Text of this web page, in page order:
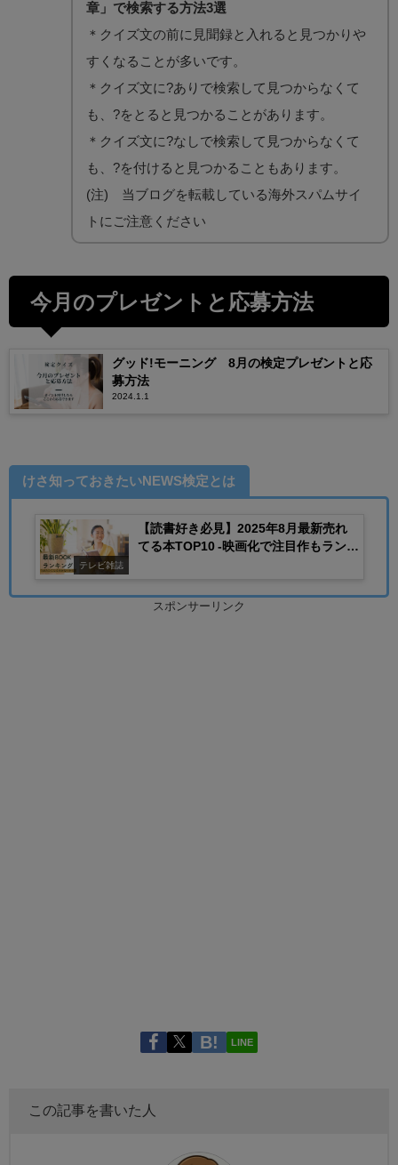
章」で検索する方法3選
＊クイズ文の前に見聞録と入れると見つかりや
すくなることが多いです。
＊クイズ文に?ありで検索して見つからなくて
も、?をとると見つかることがあります。
＊クイズ文に?なしで検索して見つからなくて
も、?を付けると見つかることもあります。
(注) 当ブログを転載している海外スパムサイ
トにご注意ください
今月のプレゼントと応募方法
グッド!モーニング 8月の検定プレゼントと応
募方法
2024.1.1
けさ知っておきたいNEWS検定とは
テレビ雑誌
【読書好き必見】2025年8月最新売れ
てる本TOP10 -映画化で注目作もランク
スポンサーリンク
LINE
この記事を書いた人